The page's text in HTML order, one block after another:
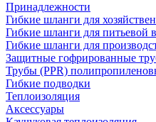
Принадлежности
Гибкие шланги для
Гибкие шланги для питьевой
Гибкие шланги для
Защитные гофрированные
Трубы (РРR)
Гибкие подводки
Теплоизоляция
Аксессуары